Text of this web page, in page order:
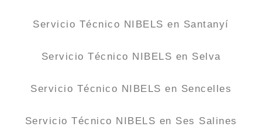
Servicio Técnico NIBELS en Santanyí
Servicio Técnico NIBELS en Selva
Servicio Técnico NIBELS en Sencelles
Servicio Técnico NIBELS en Ses Salines